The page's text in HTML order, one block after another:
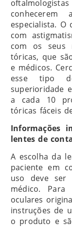
especialista. O
com
com os seus
tóricas, que
e médicos.
esse tipo
superioridade
a cada 10
tóricas fáceis
Informações
lentes de
A escolha da
paciente em
uso deve ser
médico.
oculares
instruções de
o produto e